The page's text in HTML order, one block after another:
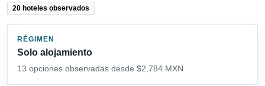
20 hoteles observados
RÉGIMEN
Solo alojamiento
13 opciones observadas desde $2,784 MXN